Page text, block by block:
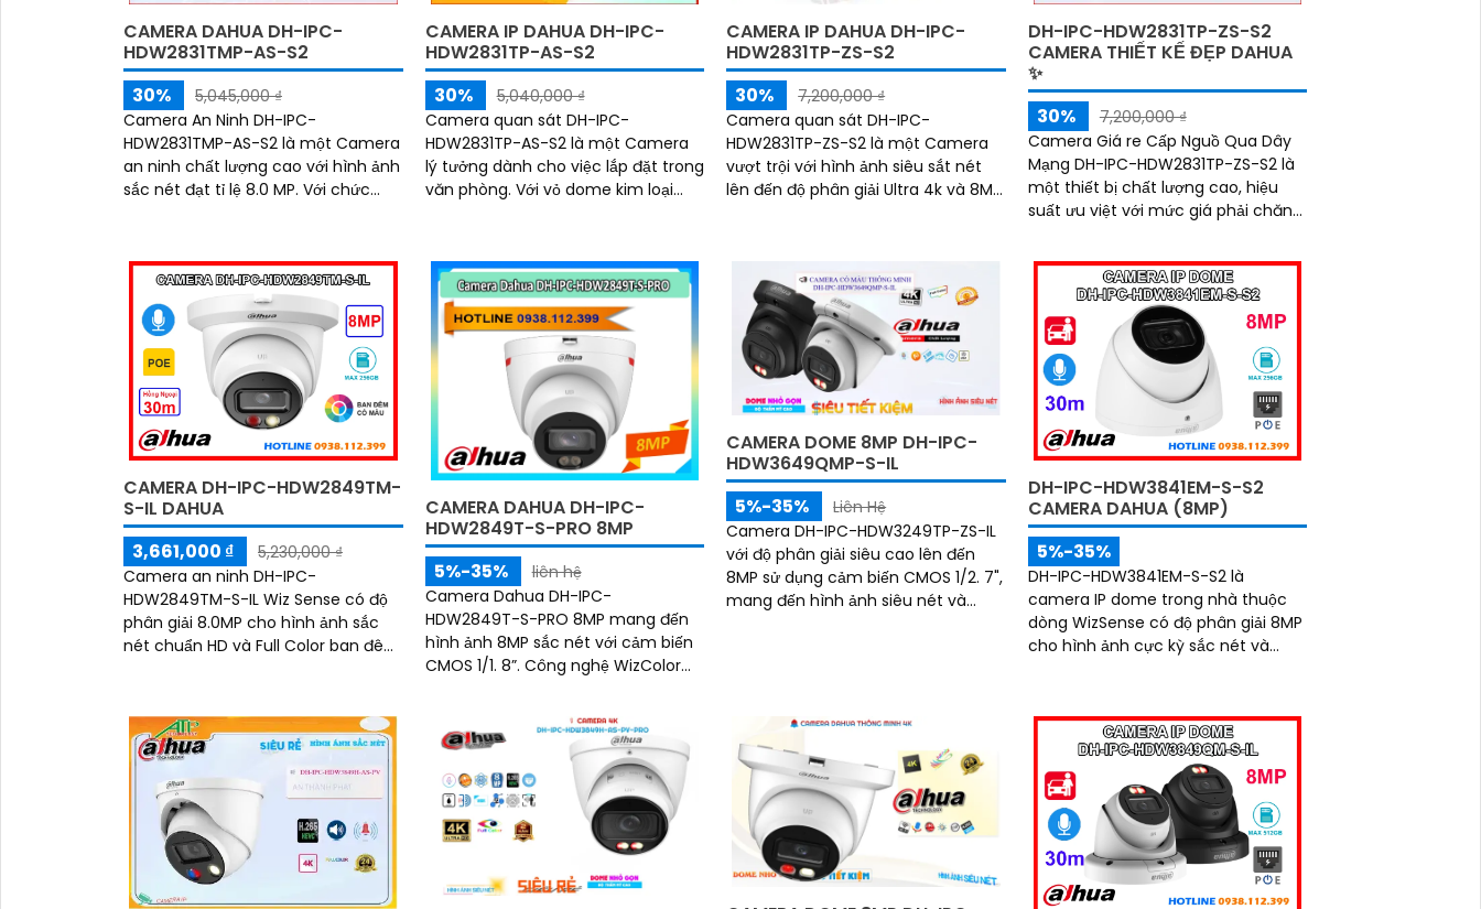
CAMERA DAHUA DH-IPC-
HDW2831TMP-AS-S2
30%
5,045,000 ₫
Camera An Ninh DH-IPC-
HDW2831TMP-AS-S2 là một Camera
an ninh chất lượng cao với hình ảnh
sắc nét đạt tỉ lệ 8.0 MP. Với chức
CAMERA IP DAHUA DH-IPC-
HDW2831TP-AS-S2
30%
5,040,000 ₫
Camera quan sát DH-IPC-
HDW2831TP-AS-S2 là một Camera
lý tưởng dành cho việc lắp đặt trong
văn phòng. Với vỏ dome kim loại
dùng
CAMERA IP DAHUA DH-IPC-
HDW2831TP-ZS-S2
30%
7,200,000 ₫
Camera quan sát DH-IPC-
HDW2831TP-ZS-S2 là một Camera
vượt trội với hình ảnh siêu sắt nét
lên đến độ phân giải Ultra 4k và 8MP.
DH-IPC-HDW2831TP-ZS-S2
CAMERA THIẾT KẾ ĐẸP DAHUA
✨
30%
7,200,000 ₫
Camera Giá re Cấp Nguồ Qua Dây
Mạng DH-IPC-HDW2831TP-ZS-S2 là
một thiết bị chất lượng cao, hiệu
suất ưu việt với mức giá phải chăng.
này mang đến hình ảnh sắc nét,
chất lượng full HD cho việc giám sát
CAMERA DH-IPC-HDW2849TM-
S-IL DAHUA
3,661,000 ₫
5,230,000 ₫
Camera an ninh DH-IPC-
HDW2849TM-S-IL Wiz Sense có độ
phân giải 8.0MP cho hình ảnh sắc
nét chuẩn HD và Full Color ban đêm
CAMERA DAHUA DH-IPC-
HDW2849T-S-PRO 8MP
5%-35%
liên hệ
Camera Dahua DH-IPC-
HDW2849T-S-PRO 8MP mang đến
hình ảnh 8MP sắc nét với cảm biến
CMOS 1/1. 8”. Công nghệ WizColor
CAMERA DOME 8MP DH-IPC-
HDW3649QMP-S-IL
5%-35%
Liên Hệ
Camera DH-IPC-HDW3249TP-ZS-IL
với độ phân giải siêu cao lên đến
8MP sử dụng cảm biến CMOS 1/2. 7",
mang đến hình ảnh siêu nét và
DH-IPC-HDW3841EM-S-S2
CAMERA DAHUA (8MP)
5%-35%
DH-IPC-HDW3841EM-S-S2 là
camera IP dome trong nhà thuộc
dòng WizSense có độ phân giải 8MP
cho hình ảnh cực kỳ sắc nét và
nhớ 256GB cùng công nghệ POE,
camera mang đến sự tiện lợi tối đa
trong lắp đặt và sử dụng